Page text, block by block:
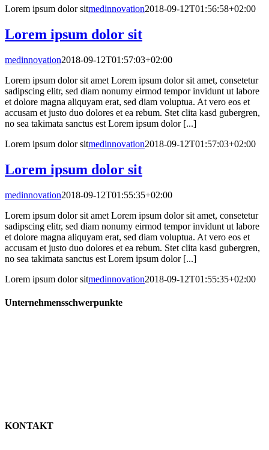
Lorem ipsum dolor sitmedinnovation2018-09-12T01:56:58+02:00
Lorem ipsum dolor sit
medinnovation2018-09-12T01:57:03+02:00
Lorem ipsum dolor sit amet Lorem ipsum dolor sit amet, consetetur
sadipscing elitr, sed diam nonumy eirmod tempor invidunt ut labore
et dolore magna aliquyam erat, sed diam voluptua. At vero eos et
accusam et justo duo dolores et ea rebum. Stet clita kasd gubergren,
no sea takimata sanctus est Lorem ipsum dolor [...]
Lorem ipsum dolor sitmedinnovation2018-09-12T01:57:03+02:00
Lorem ipsum dolor sit
medinnovation2018-09-12T01:55:35+02:00
Lorem ipsum dolor sit amet Lorem ipsum dolor sit amet, consetetur
sadipscing elitr, sed diam nonumy eirmod tempor invidunt ut labore
et dolore magna aliquyam erat, sed diam voluptua. At vero eos et
accusam et justo duo dolores et ea rebum. Stet clita kasd gubergren,
no sea takimata sanctus est Lorem ipsum dolor [...]
Lorem ipsum dolor sitmedinnovation2018-09-12T01:55:35+02:00
Unternehmensschwerpunkte
KONTAKT